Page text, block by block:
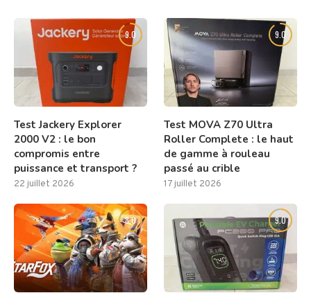
9.0
Test Jackery Explorer
2000 V2 : le bon
compromis entre
puissance et transport ?
22 juillet 2026
9.0
Test MOVA Z70 Ultra
Roller Complete : le haut
de gamme à rouleau
passé au crible
17 juillet 2026
8.0 9.0